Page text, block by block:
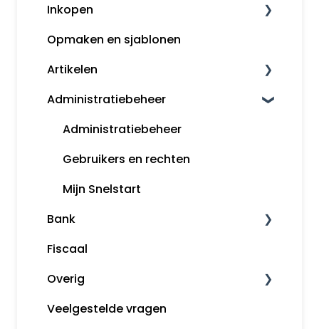
Aangifte
Voorbeeldboekingen
Grootboekrekeningen
Boekjaar afsluiten
Margeregeling
Overzichten
Rapportages
Klanten
Kassa
Factureren
Inkopen
Leveranciers
InControle (inkopen en backorder)
Inkopen
Opmaken en sjablonen
Artikelen
Artikelomzetgroepen
Artikelbeheer
Administratiebeheer
Administratiebeheer
Gebruikers en rechten
Mijn Snelstart
Bank
Bankafschriften inlezen
Betaalopdrachten
Snelstart bankieren app
Fiscaal
Overig
Algemene informatie
Veelgestelde vragen